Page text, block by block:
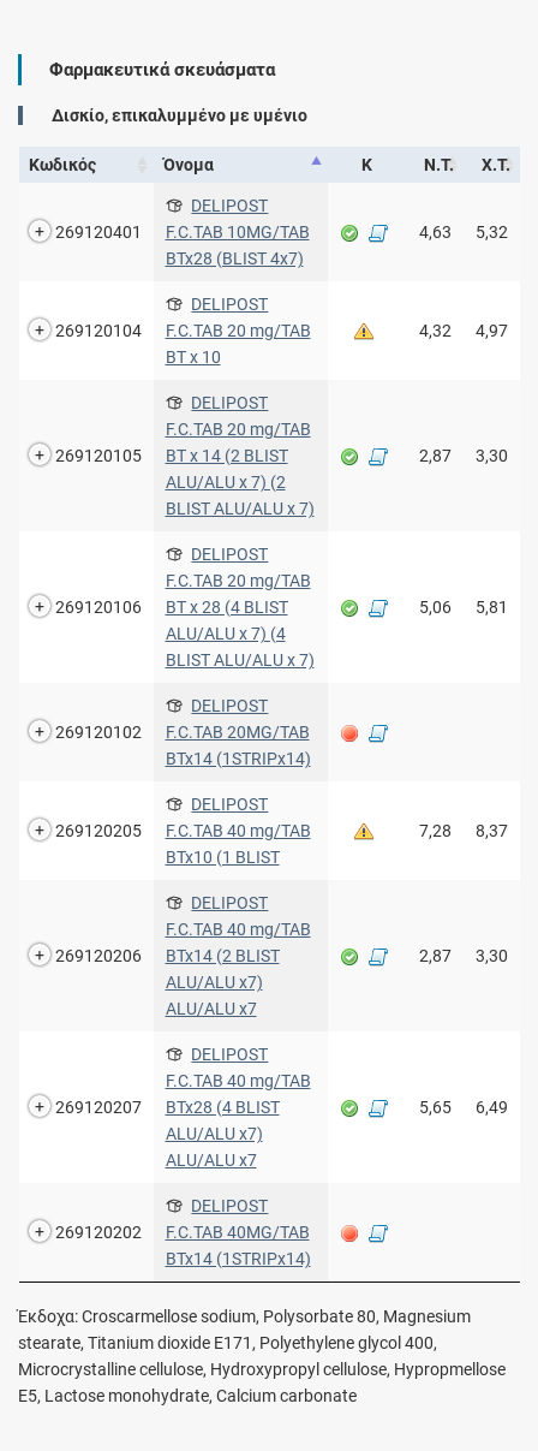
Φαρμακευτικά σκευάσματα
Δισκίο, επικαλυμμένο με υμένιο
Κωδικός Όνομα Κ Ν.Τ. Χ.Τ.
269120401
DELIPOST
F.C.TAB 10MG/TAB
BTx28 (BLIST 4x7)
4,63 5,32
269120104
DELIPOST
F.C.TAB 20 mg/TAB
BT x 10
4,32 4,97
269120105
DELIPOST
F.C.TAB 20 mg/TAB
BT x 14 (2 BLIST
ALU/ALU x 7) (2
BLIST ALU/ALU x 7)
2,87 3,30
269120106
DELIPOST
F.C.TAB 20 mg/TAB
BT x 28 (4 BLIST
ALU/ALU x 7) (4
BLIST ALU/ALU x 7)
5,06 5,81
269120102
DELIPOST
F.C.TAB 20MG/TAB
BTx14 (1STRIPx14)
269120205
DELIPOST
F.C.TAB 40 mg/TAB
BTx10 (1 BLIST
7,28 8,37
269120206
DELIPOST
F.C.TAB 40 mg/TAB
BTx14 (2 BLIST
ALU/ALU x7)
ALU/ALU x7
2,87 3,30
269120207
DELIPOST
F.C.TAB 40 mg/TAB
BTx28 (4 BLIST
ALU/ALU x7)
ALU/ALU x7
5,65 6,49
269120202
DELIPOST
F.C.TAB 40MG/TAB
BTx14 (1STRIPx14)
Έκδοχα: Croscarmellose sodium, Polysorbate 80, Magnesium
stearate, Titanium dioxide E171, Polyethylene glycol 400,
Microcrystalline cellulose, Hydroxypropyl cellulose, Hypropmellose
E5, Lactose monohydrate, Calcium carbonate